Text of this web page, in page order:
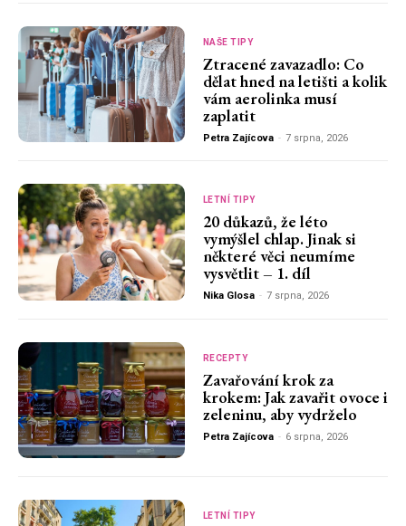
NAŠE TIPY
Ztracené zavazadlo: Co
dělat hned na letišti a kolik
vám aerolinka musí
zaplatit
Petra Zajícova - 7 srpna, 2026
LETNÍ TIPY
20 důkazů, že léto
vymýšlel chlap. Jinak si
některé věci neumíme
vysvětlit – 1. díl
Nika Glosa - 7 srpna, 2026
RECEPTY
Zavařování krok za
krokem: Jak zavařit ovoce i
zeleninu, aby vydrželo
Petra Zajícova - 6 srpna, 2026
LETNÍ TIPY